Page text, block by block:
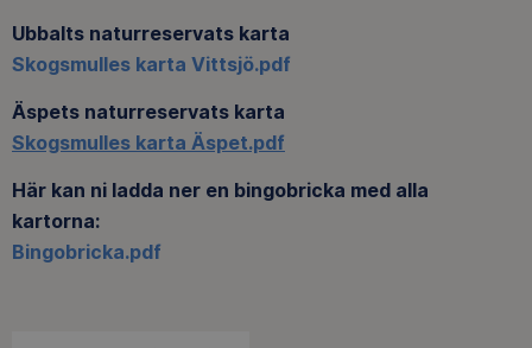
Ubbalts naturreservats karta
Skogsmulles karta Vittsjö.pdf
Äspets naturreservats karta
Skogsmulles karta Äspet.pdf
Här kan ni ladda ner en bingobricka med alla
kartorna:
Bingobricka.pdf